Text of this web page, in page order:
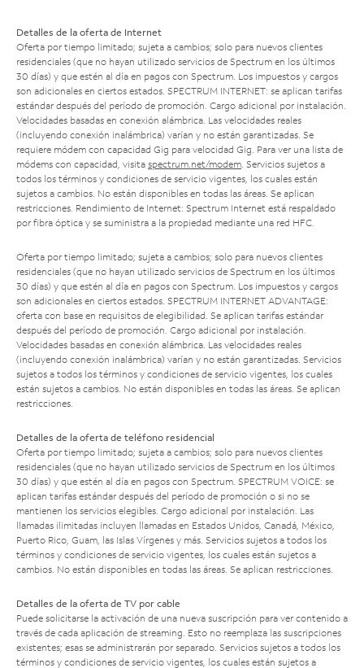
Detalles de la oferta de Internet
Oferta por tiempo limitado; sujeta a cambios; solo para nuevos clientes
residenciales (que no hayan utilizado servicios de Spectrum en los últimos
30 días) y que estén al día en pagos con Spectrum. Los impuestos y cargos
son adicionales en ciertos estados. SPECTRUM INTERNET: se aplican tarifas
estándar después del período de promoción. Cargo adicional por instalación.
Velocidades basadas en conexión alámbrica. Las velocidades reales
(incluyendo conexión inalámbrica) varían y no están garantizadas. Se
requiere módem con capacidad Gig para velocidad Gig. Para ver una lista de
módems con capacidad, visita spectrum.net/modem . Servicios sujetos a
todos los términos y condiciones de servicio vigentes, los cuales están
sujetos a cambios. No están disponibles en todas las áreas. Se aplican
restricciones. Rendimiento de Internet: Spectrum Internet está respaldado
por fibra óptica y se suministra a la propiedad mediante una red HFC.
Oferta por tiempo limitado; sujeta a cambios; solo para nuevos clientes
residenciales (que no hayan utilizado servicios de Spectrum en los últimos
30 días) y que estén al día en pagos con Spectrum. Los impuestos y cargos
son adicionales en ciertos estados. SPECTRUM INTERNET ADVANTAGE:
oferta con base en requisitos de elegibilidad. Se aplican tarifas estándar
después del período de promoción. Cargo adicional por instalación.
Velocidades basadas en conexión alámbrica. Las velocidades reales
(incluyendo conexión inalámbrica) varían y no están garantizadas. Servicios
sujetos a todos los términos y condiciones de servicio vigentes, los cuales
están sujetos a cambios. No están disponibles en todas las áreas. Se aplican
restricciones.
Detalles de la oferta de teléfono residencial
Oferta por tiempo limitado; sujeta a cambios; solo para nuevos clientes
residenciales (que no hayan utilizado servicios de Spectrum en los últimos
30 días) y que estén al día en pagos con Spectrum. SPECTRUM VOICE: se
aplican tarifas estándar después del período de promoción o si no se
mantienen los servicios elegibles. Cargo adicional por instalación. Las
llamadas ilimitadas incluyen llamadas en Estados Unidos, Canadá, México,
Puerto Rico, Guam, las Islas Vírgenes y más. Servicios sujetos a todos los
términos y condiciones de servicio vigentes, los cuales están sujetos a
cambios. No están disponibles en todas las áreas. Se aplican restricciones.
Detalles de la oferta de TV por cable
Puede solicitarse la activación de una nueva suscripción para ver contenido a
través de cada aplicación de streaming. Esto no reemplaza las suscripciones
existentes; esas se administrarán por separado. Servicios sujetos a todos los
términos y condiciones de servicio vigentes, los cuales están sujetos a